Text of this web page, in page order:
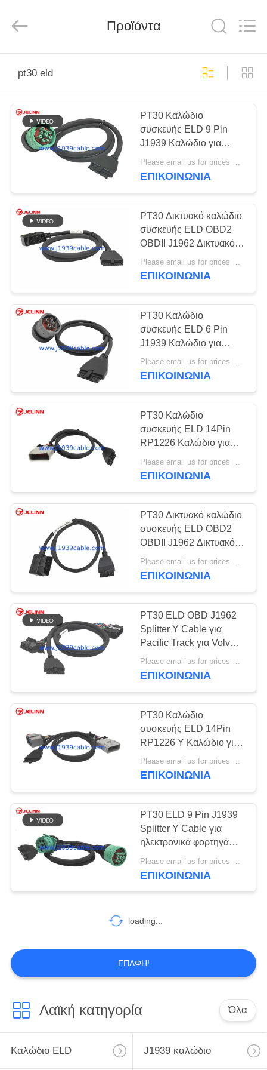
ΠΡΟΪΌΝΤΑ
ΠΕΡΊΠΟΥ
ΕΜΕΊΣ
ΓΎΡΟΣ
ΕΡΓΟΣΤΑΣΊΩΝ
ΠΟΙΟΤΙΚΌΣ
ΜΑΣ
ΕΛΆΤΕ
ΜΕ
ΖΗΤΉΣΤΕ
ΈΝΑ
ΑΠΌΣΠΑΣΜΑ
SITEMAP
PRIVACY
POLICY
Rights
Reserved.
Προϊόντα
pt30 eld
PT30 Καλώδιο
συσκευής ELD 9 Pin
J1939 Καλώδιο για
ηλεκτρονική συσκευή
υλοτομίας βαρέα
Please email us for prices MOQ:100 τεμάχια
ΕΠΙΚΟΙΝΩΝΊΑ
PT30 Δικτυακό καλώδιο
συσκευής ELD OBD2
OBDII J1962 Δικτυακό
ηλεκτρονικό σύστημα
καταγραφής για φορτηγά
Please email us for prices MOQ:100 τεμάχια
ΕΠΙΚΟΙΝΩΝΊΑ
PT30 Καλώδιο
συσκευής ELD 6 Pin
J1939 Καλώδιο για
ηλεκτρονική συσκευή
καταγραφής τροφίμων
Please email us for prices MOQ:100 τεμάχια
ΕΠΙΚΟΙΝΩΝΊΑ
PT30 Καλώδιο
συσκευής ELD 14Pin
RP1226 Καλώδιο για
ηλεκτρονική συσκευή
καταγραφής φορτηγών
ΕΠΙΚΟΙΝΩΝΊΑ
PT30 Δικτυακό καλώδιο
συσκευής ELD OBD2
OBDII J1962 Δικτυακό
ηλεκτρονικό σύστημα
καταγραφής για φορτηγά
Please email us for prices MOQ:100 τεμάχια
ΕΠΙΚΟΙΝΩΝΊΑ
PT30 ELD OBD J1962
Splitter Y Cable για
Pacific Track για Volvo ή
Mack Trucks στη Βόρεια
Αμερική
Please email us for prices MOQ:100 τεμάχια
ΕΠΙΚΟΙΝΩΝΊΑ
PT30 Καλώδιο
συσκευής ELD 14Pin
RP1226 Y Καλώδιο για
ηλεκτρονική συσκευή
καταγραφής φορτίων
Please email us for prices MOQ:100 τεμάχια
ΕΠΙΚΟΙΝΩΝΊΑ
PT30 ELD 9 Pin J1939
Splitter Y Cable για
ηλεκτρονικά φορτηγά
φορτηγά
ΕΠΙΚΟΙΝΩΝΊΑ
loading...
ΕΠΑΦΉ!
Λαϊκή κατηγορία Όλα
Καλώδιο ELD J1939 καλώδιο